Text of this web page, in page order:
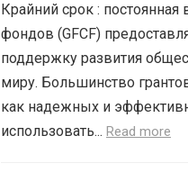
Крайний срок :
фондов (GFCF)
поддержку развития
миру. Большинство
как надежных и
использовать... Read more